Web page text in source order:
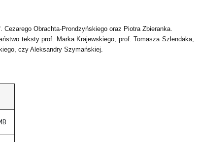
Cezarego Obrachta-Prondzyńskiego oraz Piotra Zbieranka.
teksty prof. Marka Krajewskiego, prof. Tomasza Szlendaka,
czy Aleksandry Szymańskiej.